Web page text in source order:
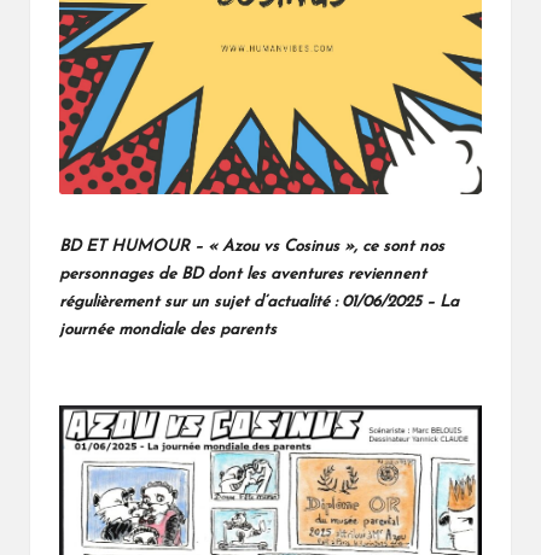
BD ET HUMOUR – « Azou vs Cosinus », ce sont nos
personnages de BD dont les aventures reviennent
régulièrement sur un sujet d’actualité : 01/06/2025 – La
journée mondiale des parents